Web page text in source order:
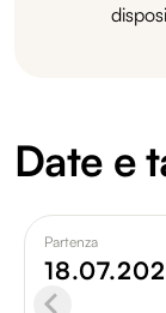
Date e
Partenza